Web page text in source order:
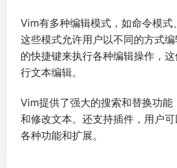
Vim有多种编辑模式，如命令模式
这些模式允许用户以不同的方式
的快捷键来执行各种编辑操作，
行文本编辑。
Vim提供了强大的搜索和替换功能
和修改文本。还支持插件，用户
各种功能和扩展。